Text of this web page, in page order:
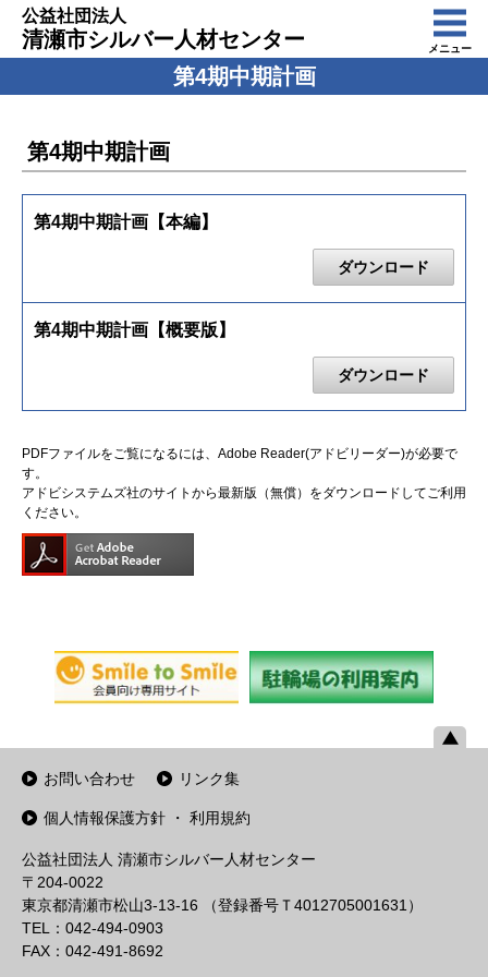
公益社団法人
清瀬市シルバー人材センター メニュー
第4期中期計画
第4期中期計画
第4期中期計画【本編】
ダウンロード
第4期中期計画【概要版】
ダウンロード
PDFファイルをご覧になるには、Adobe Reader(アドビリーダー)が必要で
す。
アドビシステムズ社のサイトから最新版（無償）をダウンロードしてご利用
ください。
お問い合わせ リンク集
個人情報保護方針 ・ 利用規約
公益社団法人 清瀬市シルバー人材センター
〒204-0022
東京都清瀬市松山3-13-16 （登録番号Ｔ4012705001631）
TEL：042-494-0903
FAX：042-491-8692